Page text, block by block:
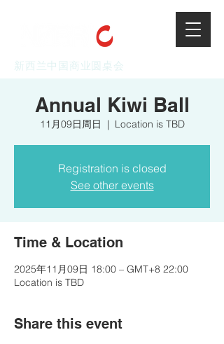
新西兰中国商业圆桌会
Annual Kiwi Ball
11月09日周日
  |
Location is TBD
Registration is closed
See other events
Time & Location
2025年11月09日 18:00 – GMT+8 22:00
Location is TBD
Share this event